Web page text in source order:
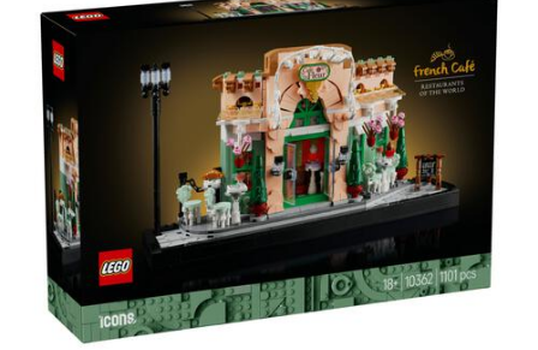
玩具車,貨車,火車及遙控系列
手工藝,文具,蠟筆,泥膠,畫板
娃娃, 芭比,收藏公仔
電子玩具
遊戲及拼圖系列
Play-Doh培樂多
Pokemon寶可夢
playpop
LEGO樂高
12~14歳